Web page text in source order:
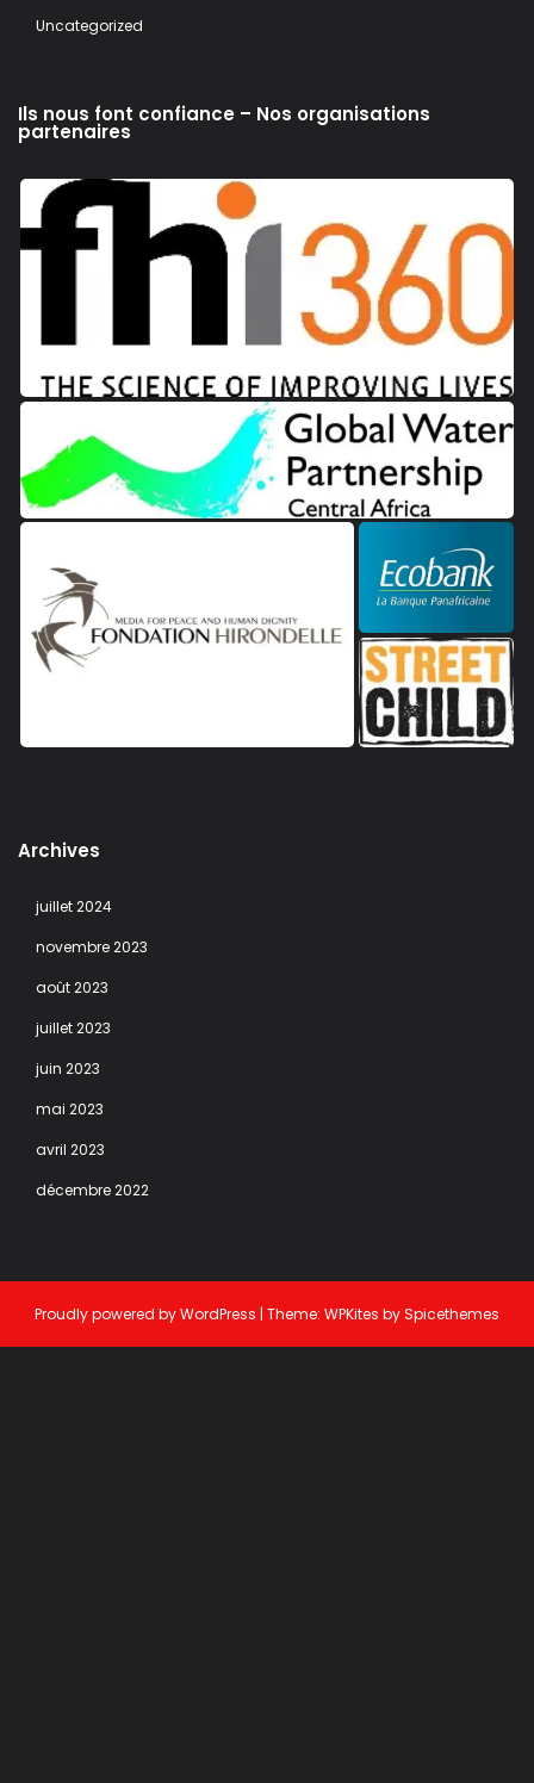
Uncategorized
Ils nous font confiance – Nos organisations
partenaires
Archives
juillet 2024
novembre 2023
août 2023
juillet 2023
juin 2023
mai 2023
avril 2023
décembre 2022
Proudly powered byWordPress | Theme: WPKites bySpicethemes